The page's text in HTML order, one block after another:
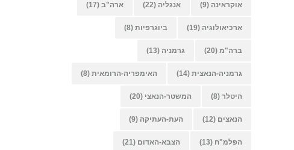
אוקראינה (9) אנגליה (22) ארה"ב (17)
ארכיאולוגיה (19) ביוגרפיות (8)
ברה"מ (20) גרמניה (13)
גרמניה-הנאצית (14) האימפריה-הרומאית (8)
היטלר (8) המשטר-הנאצי (20)
הנאצים (12) העת-העתיקה (9)
הפלמ"ח (13) הצבא-האדום (21)